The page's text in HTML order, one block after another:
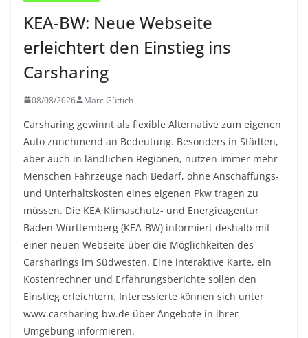
KEA-BW: Neue Webseite
erleichtert den Einstieg ins
Carsharing
08/08/2026 Marc Güttich
Carsharing gewinnt als flexible Alternative zum eigenen
Auto zunehmend an Bedeutung. Besonders in Städten,
aber auch in ländlichen Regionen, nutzen immer mehr
Menschen Fahrzeuge nach Bedarf, ohne Anschaffungs-
und Unterhaltskosten eines eigenen Pkw tragen zu
müssen. Die KEA Klimaschutz- und Energieagentur
Baden-Württemberg (KEA-BW) informiert deshalb mit
einer neuen Webseite über die Möglichkeiten des
Carsharings im Südwesten. Eine interaktive Karte, ein
Kostenrechner und Erfahrungsberichte sollen den
Einstieg erleichtern. Interessierte können sich unter
www.carsharing-bw.de über Angebote in ihrer
Umgebung informieren.